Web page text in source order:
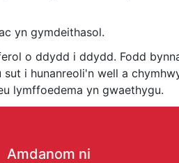
yn gymdeithasol.
o ddydd i ddydd. Fodd
i hunanreoli'n well a
lymffoedema yn gwaethygu.
Amdanom ni